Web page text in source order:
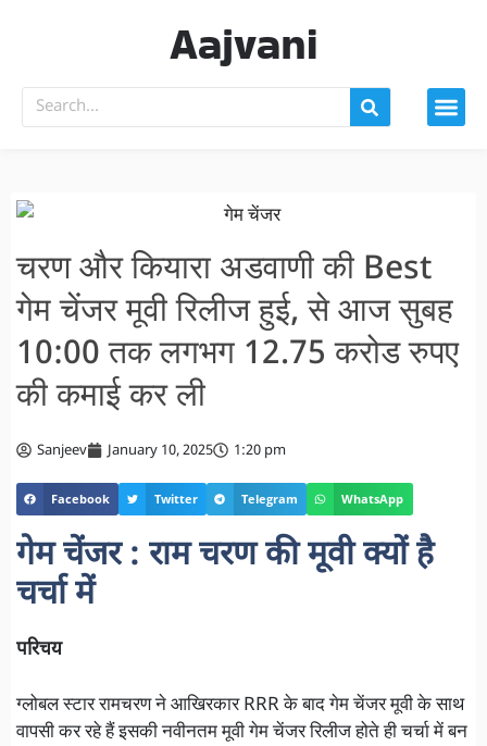
Aajvani
चरण और कियारा अडवाणी की Best
गेम चेंजर मूवी रिलीज हुई, से आज सुबह
10:00 तक लगभग 12.75 करोड रुपए
की कमाई कर ली
Sanjeev January 10, 2025 1:20 pm
Facebook Twitter Telegram WhatsApp
गेम चेंजर : राम चरण की मूवी क्यों है
चर्चा में
परिचय
ग्लोबल स्टार रामचरण ने आखिरकार RRR के बाद गेम चेंजर मूवी के साथ
वापसी कर रहे हैं इसकी नवीनतम मूवी गेम चेंजर रिलीज होते ही चर्चा में बन